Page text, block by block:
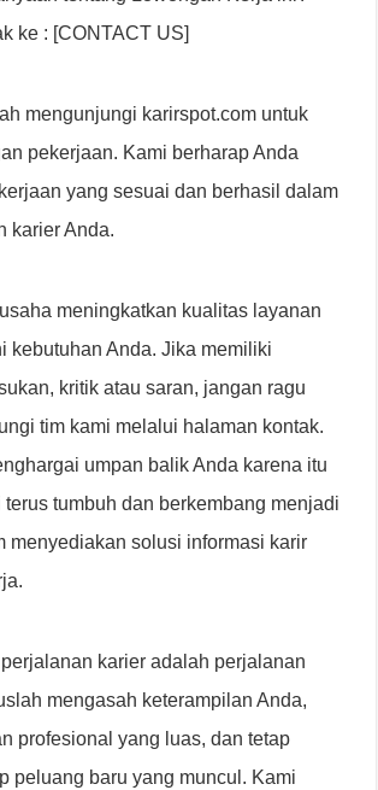
ke : [CONTACT US]
mengunjungi karirspot.com untuk
pekerjaan. Kami berharap Anda
yang sesuai dan berhasil dalam
karier Anda.
meningkatkan kualitas layanan
kebutuhan Anda. Jika memiliki
kritik atau saran, jangan ragu
tim kami melalui halaman kontak.
umpan balik Anda karena itu
terus tumbuh dan berkembang menjadi
menyediakan solusi informasi karir
karier adalah perjalanan
mengasah keterampilan Anda,
profesional yang luas, dan tetap
peluang baru yang muncul. Kami